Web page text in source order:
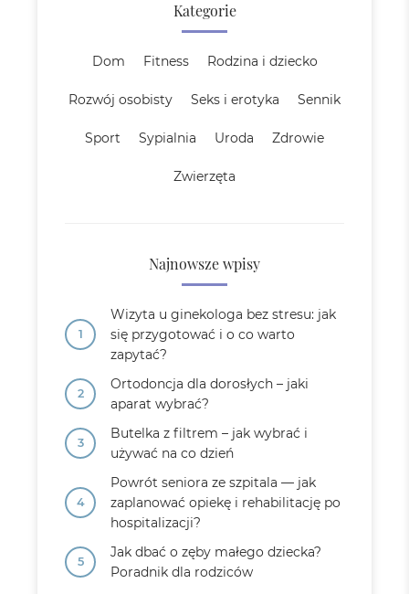
Kategorie
Dom Fitness Rodzina i dziecko
Rozwój osobisty Seks i erotyka Sennik
Sport Sypialnia Uroda Zdrowie
Zwierzęta
Najnowsze wpisy
Wizyta u ginekologa bez stresu: jak
się przygotować i o co warto
zapytać?
Ortodoncja dla dorosłych – jaki
aparat wybrać?
Butelka z filtrem – jak wybrać i
używać na co dzień
Powrót seniora ze szpitala — jak
zaplanować opiekę i rehabilitację po
hospitalizacji?
Jak dbać o zęby małego dziecka?
Poradnik dla rodziców